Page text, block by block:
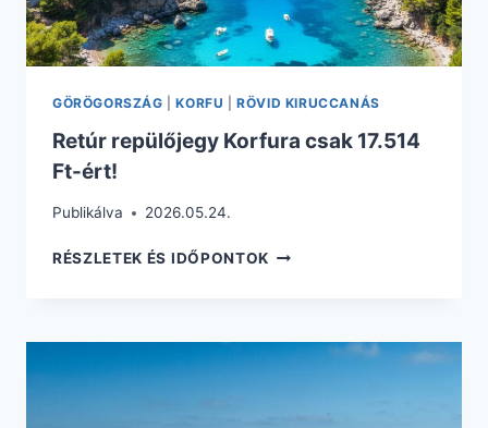
GÖRÖGORSZÁG |KORFU |RÖVID KIRUCCANÁS
Retúr repülőjegy Korfura csak 17.514
Ft-ért!
Publikálva 2026.05.24.
RÉSZLETEK ÉS IDŐPONTOK RETÚR
17.514